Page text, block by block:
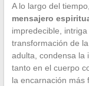
A lo largo del
mensajero
impredecible,
transformación de la
adulta, condensa la
tanto en el cuerpo
la encarnación más